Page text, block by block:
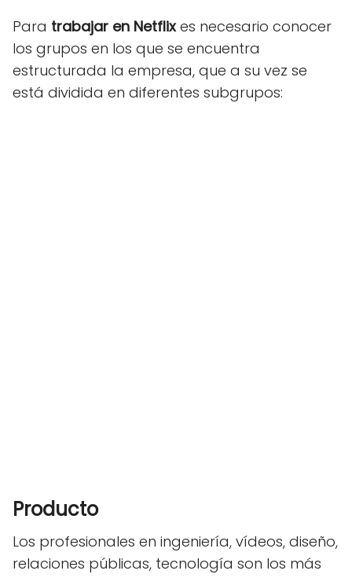
Para trabajar en Netflixes necesario conocer
los grupos en los que se encuentra
estructurada la empresa, que a su vez se
está dividida en diferentes subgrupos:
Producto
Los profesionales en ingeniería, vídeos, diseño,
relaciones públicas, tecnología son los más